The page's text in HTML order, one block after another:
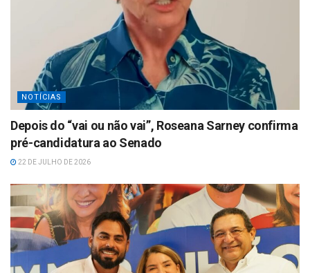
NOTÍCIAS
Depois do “vai ou não vai”, Roseana Sarney confirma
pré-candidatura ao Senado
22 DE JULHO DE 2026